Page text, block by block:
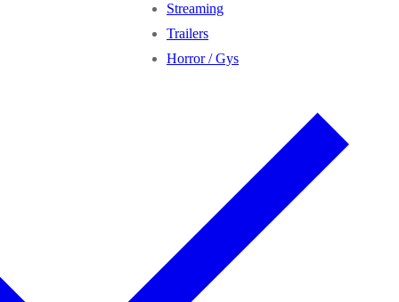
Streaming
Trailers
Horror / Gys